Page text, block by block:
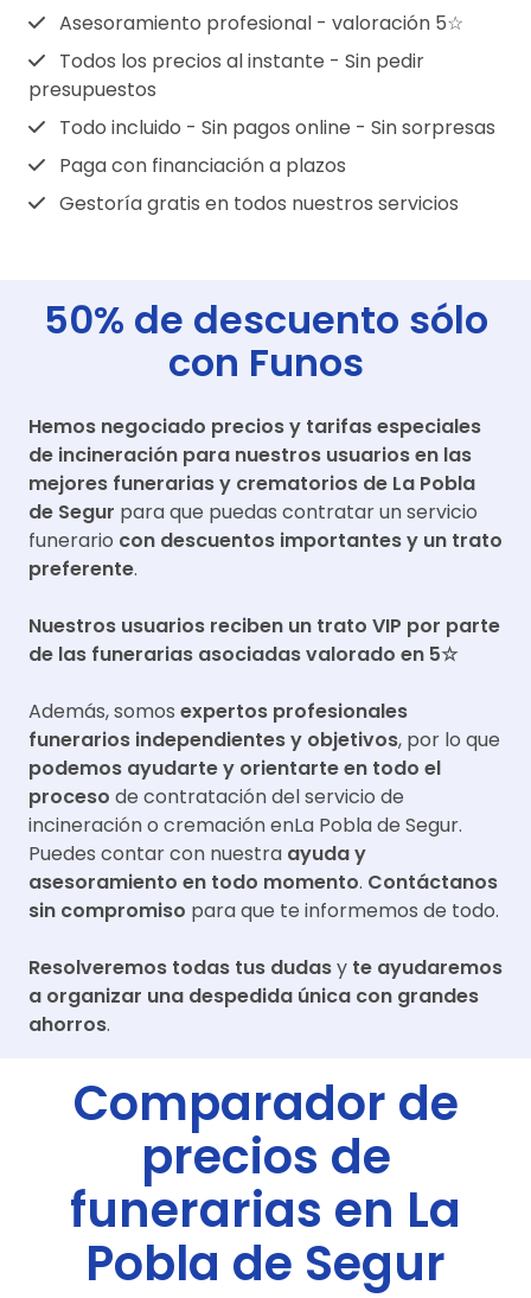
Asesoramiento profesional - valoración 5☆
Todos los precios al instante - Sin pedir
presupuestos
Todo incluido - Sin pagos online - Sin sorpresas
Paga con financiación a plazos
Gestoría gratis en todos nuestros servicios
50% de descuento sólo
con Funos
Hemos negociado precios y tarifas especiales
de incineración para nuestros usuarios en las
mejores funerarias y crematorios de La Pobla
de Segur para que puedas contratar un servicio
funerario con descuentos importantes y un trato
preferente.
Nuestros usuarios reciben un trato VIP por parte
de las funerarias asociadas valorado en 5☆
Además, somos expertos profesionales
funerarios independientes y objetivos, por lo que
podemos ayudarte y orientarte en todo el
proceso de contratación del servicio de
incineración o cremación enLa Pobla de Segur.
Puedes contar con nuestra ayuda y
asesoramiento en todo momento. Contáctanos
sin compromiso para que te informemos de todo.
Resolveremos todas tus dudasy te ayudaremos
a organizar una despedida única con grandes
ahorros.
Comparador de
precios de
funerarias en La
Pobla de Segur